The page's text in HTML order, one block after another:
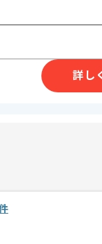
2026/07/01
を活かすことができ
て別案件のご提案
詳し